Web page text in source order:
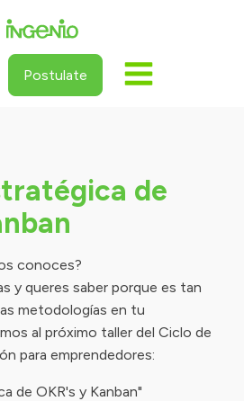
Postulate
de
conoces?
y queres saber porque es tan
metodologías en tu
al próximo taller del Ciclo de
para emprendedores:
de OKR's y Kanban"